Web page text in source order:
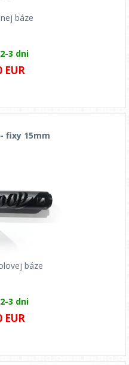
báze
3 dni
EUR
fixy 15mm
báze
3 dni
EUR